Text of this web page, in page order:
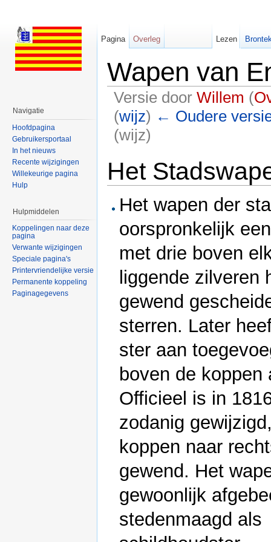
Wapen van
Versie door Willem (
(wijz) ← Oudere
(wijz)
Het
Het wapen der
oorspronkelijk
met drie boven
liggende zilveren
gewend
sterren. Later
ster aan
boven de koppen
Officieel is in
zodanig
koppen naar
gewend. Het
gewoonlijk
stedenmaagd als
Pagina Overleg Lezen
Navigatie
Hoofdpagina
Gebruikersportaal
In het nieuws
Recente wijzigingen
Willekeurige pagina
Hulp
Hulpmiddelen
Koppelingen naar deze
pagina
Verwante wijzigingen
Speciale pagina's
Printervriendelijke versie
Permanente koppeling
Paginagegevens